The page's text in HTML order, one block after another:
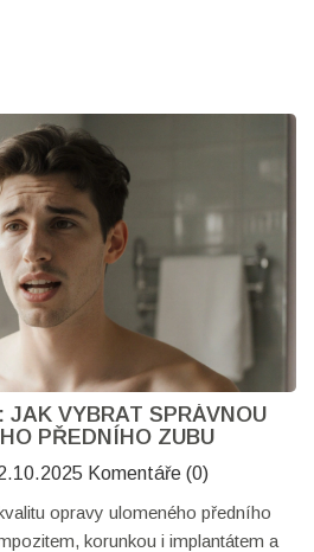
VYBRAT SPRÁVNOU
PŘEDNÍHO ZUBU
Komentáře (0)
opravy ulomeného předního
korunkou i implantátem a